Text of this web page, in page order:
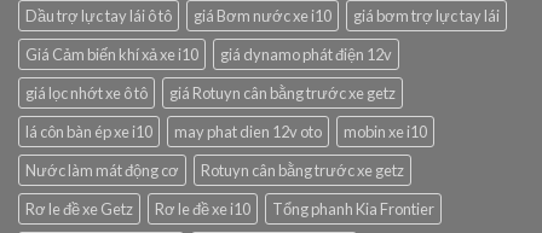
Dầu trợ lực tay lái ô tô
giá Bơm nước xe i10
giá bơm trợ lực tay lái
Giá Cảm biến khí xả xe i10
giá dynamo phát điện 12v
giá lọc nhớt xe ô tô
giá Rotuyn cân bằng trước xe getz
lá côn bàn ép xe i10
may phat dien 12v oto
mobin xe i10
Nước làm mát động cơ
Rotuyn cân bằng trước xe getz
Rơ le đề xe Getz
Rơ le đề xe i10 Tổng phanh Kia Frontier